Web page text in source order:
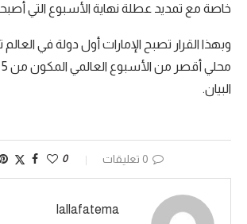
خاصة مع تمديد عطلة نهاية الأسبوع التي
وبهذا القرار تصبح الإمارات أول دولة في
البيان.
0 تعليقات 0
lallafatema